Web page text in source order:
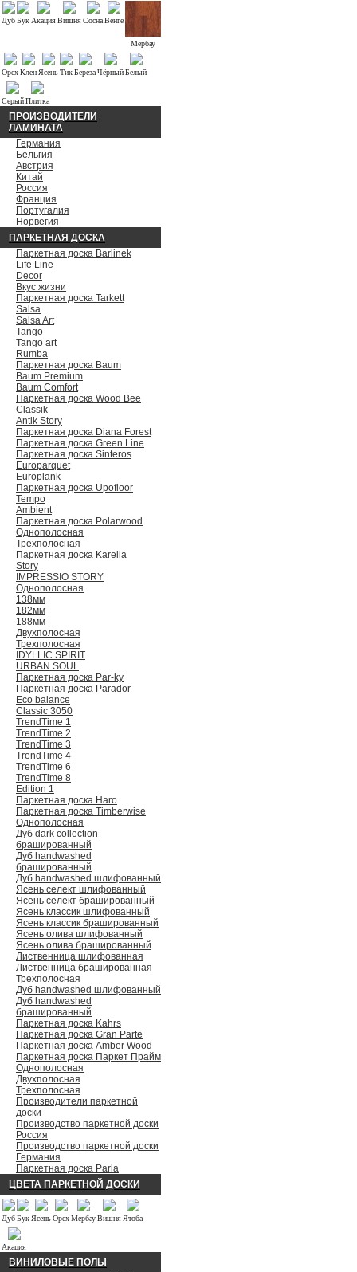
ДубБук АкацияВишняСоснаВенге
Мербау
ОрехКлен ЯсеньТикБерезаЧёрныйБелый
СерыйПлитка
ПРОИЗВОДИТЕЛИ
ЛАМИНАТА
Германия
Бельгия
Австрия
Китай
Россия
Франция
Португалия
Норвегия
ПАРКЕТНАЯ ДОСКА
Паркетная доска Barlinek
Life Line
Decor
Вкус жизни
Паркетная доска Tarkett
Salsa
Salsa Art
Tango
Tango art
Rumba
Паркетная доска Baum
Baum Premium
Baum Comfort
Паркетная доска Wood Bee
Classik
Antik Story
Паркетная доска Diana Forest
Паркетная доска Green Line
Паркетная доска Sinteros
Europarquet
Europlank
Паркетная доска Upofloor
Tempo
Ambient
Паркетная доска Polarwood
Однополосная
Трехполосная
Паркетная доска Karelia
Story
IMPRESSIO STORY
Однополосная
138мм
182мм
188мм
Двухполосная
Трехполосная
IDYLLIC SPIRIT
URBAN SOUL
Паркетная доска Par-ky
Паркетная доска Parador
Eco balance
Classic 3050
TrendTime 1
TrendTime 2
TrendTime 3
TrendTime 4
TrendTime 6
TrendTime 8
Edition 1
Паркетная доска Haro
Паркетная доска Timberwise
Однополосная
Дуб dark collection
брашированный
Дуб handwashed
брашированный
Дуб handwashed шлифованный
Ясень селект шлифованный
Ясень селект брашированный
Ясень классик шлифованный
Ясень классик брашированный
Ясень олива шлифованный
Ясень олива брашированный
Лиственница шлифованная
Лиственница брашированная
Трехполосная
Дуб handwashed шлифованный
Дуб handwashed
брашированный
Паркетная доска Kahrs
Паркетная доска Gran Parte
Паркетная доска Amber Wood
Паркетная доска Паркет Прайм
Однополосная
Двухполосная
Трехполосная
Производители паркетной
доски
Производство паркетной доски
Россия
Производство паркетной доски
Германия
Паркетная доска Parla
ЦВЕТА ПАРКЕТНОЙ ДОСКИ
ДубБук ЯсеньОрехМербауВишня Ятоба
Акация
ВИНИЛОВЫЕ ПОЛЫ